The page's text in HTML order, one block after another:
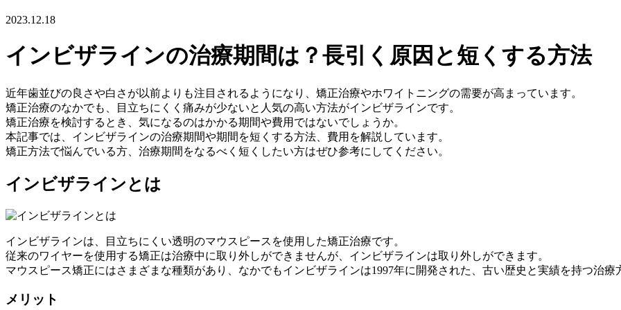
2023.12.18
インビザラインの治療期間は？長引く原因と短くする方法
近年歯並びの良さや白さが以前よりも注目されるようになり、矯正治療やホワイトニングの需要が高まっています。
矯正治療のなかでも、目立ちにくく痛みが少ないと人気の高い方法がインビザラインです。
矯正治療を検討するとき、気になるのはかかる期間や費用ではないでしょうか。
本記事では、インビザラインの治療期間や期間を短くする方法、費用を解説しています。
矯正方法で悩んでいる方、治療期間をなるべく短くしたい方はぜひ参考にしてください。
インビザラインとは
インビザラインは、目立ちにくい透明のマウスピースを使用した矯正治療です。
従来のワイヤーを使用する矯正は治療中に取り外しができませんが、インビザラインは取り外しができます。
マウスピース矯正にはさまざまな種類があり、なかでもインビザラインは1997年に開発された、古い歴史と実績を持つ治療
メリット